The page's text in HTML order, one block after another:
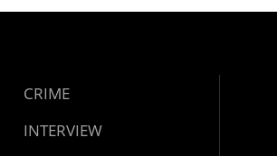
CRIME
INTERVIEW